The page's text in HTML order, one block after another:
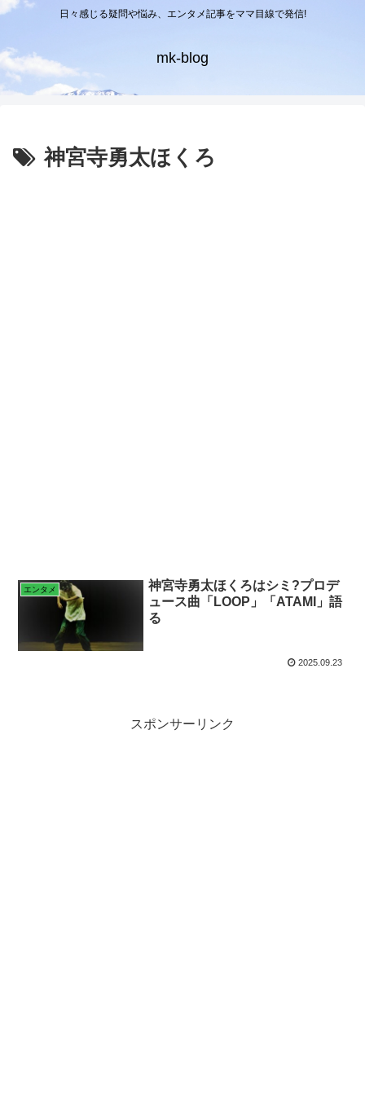
日々感じる疑問や悩み、エンタメ記事をママ目線で発信!
mk-blog
神宮寺勇太ほくろ
エンタメ
神宮寺勇太ほくろはシミ?プロデ
ュース曲「LOOP」「ATAMI」語
る
2025.09.23
スポンサーリンク